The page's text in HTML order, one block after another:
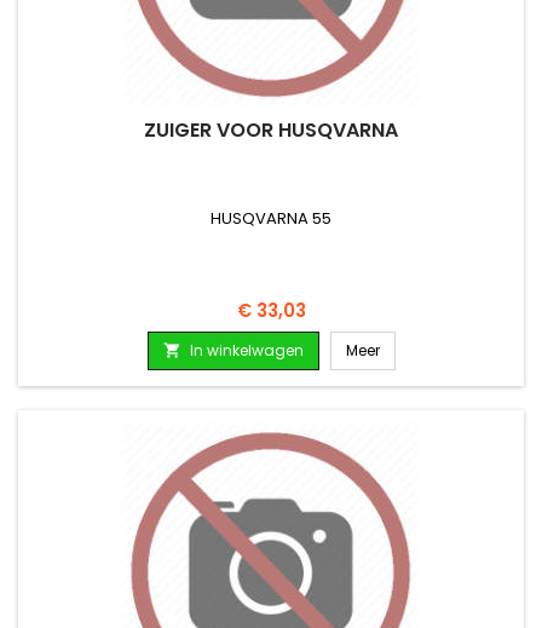
ZUIGER VOOR HUSQVARNA
HUSQVARNA 55
Prijs
€ 33,03
 In winkelwagen Meer